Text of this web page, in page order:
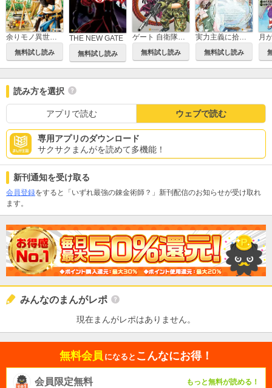
余りモノ異世界人の自由生活 勇者じゃないので勝手にやらせてもらいます
無料試し読み
THE NEW GATE
無料試し読み
ゲート 自衛隊 彼の地にて、斯く戦えり
無料試し読み
実力主義に拾われた鑑定士 ～奴隷扱いだった母国を捨てて、敵国の英雄はじめました～
無料試し読み
読み方を選択
アプリで読む ウェブで読む
専用アプリのダウンロード
サクサクまんがを読めて多機能！
新刊通知を受け取る
会員登録をすると「いずれ最強の錬金術師？」新刊配信のお知らせが受け取れ
ます。
みんなのまんがレポ
現在まんがレポはありません。
無料会員 になると こんなにお得！
会員限定無料 もっと無料が読める！